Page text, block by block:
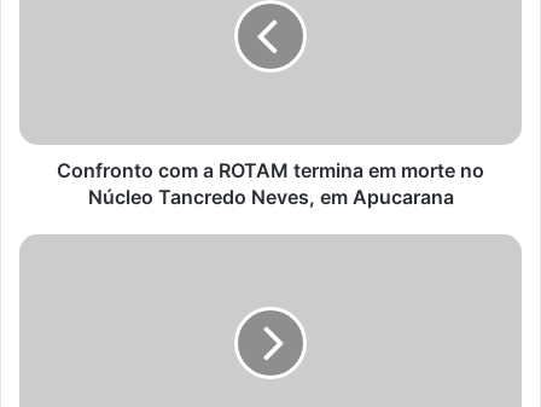
Núcleo
Tancredo
Apucarana
Confronto com a ROTAM termina em morte no
Núcleo Tancredo Neves, em Apucarana
Gastos